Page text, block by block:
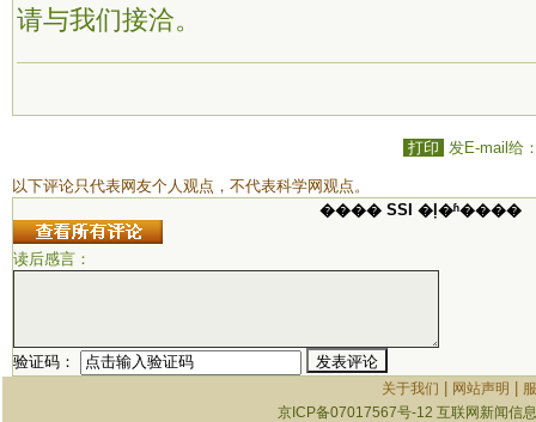
请与我们接洽。
打印 发E-mail给
以下评论只代表网友个人观点，不代表科学网观点。
���� SSI �ļ�ʱ����
读后感言：
验证码：
关于我们 | 网站声明 |
京ICP备07017567号-12 互联网新闻信